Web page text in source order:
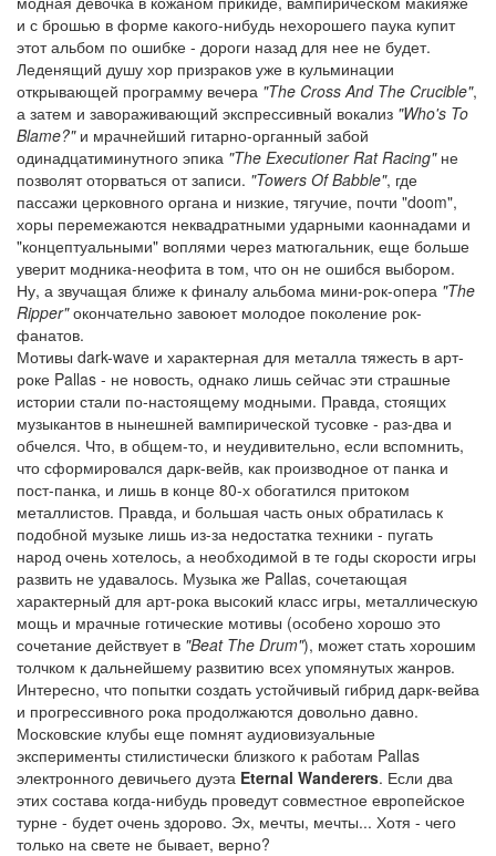
и с брошью в форме какого-нибудь нехорошего паука купит
этот альбом по ошибке - дороги назад для нее не будет.
Леденящий душу хор призраков уже в кульминации
открывающей программу вечера "The Cross And The Crucible",
а затем и завораживающий экспрессивный вокализ "Who's To
Blame?"и мрачнейший гитарно-органный забой
одинадцатиминутного эпика "The Executioner Rat Racing"не
позволят оторваться от записи. "Towers Of Babble", где
пассажи церковного органа и низкие, тягучие, почти "doom",
хоры перемежаются неквадратными ударными каоннадами и
"концептуальными" воплями через матюгальник, еще больше
уверит модника-неофита в том, что он не ошибся выбором.
Ну, а звучащая ближе к финалу альбома мини-рок-опера "The
Ripper"окончательно завоюет молодое поколение рок-
фанатов.
Мотивы dark-wave и характерная для металла тяжесть в арт-
роке Pallas - не новость, однако лишь сейчас эти страшные
истории стали по-настоящему модными. Правда, стоящих
музыкантов в нынешней вампирической тусовке - раз-два и
обчелся. Что, в общем-то, и неудивительно, если вспомнить,
что сформировался дарк-вейв, как производное от панка и
пост-панка, и лишь в конце 80-х обогатился притоком
металлистов. Правда, и большая часть оных обратилась к
подобной музыке лишь из-за недостатка техники - пугать
народ очень хотелось, а необходимой в те годы скорости игры
развить не удавалось. Музыка же Pallas, сочетающая
характерный для арт-рока высокий класс игры, металлическую
мощь и мрачные готические мотивы (особено хорошо это
сочетание действует в "Beat The Drum"), может стать хорошим
толчком к дальнейшему развитию всех упомянутых жанров.
Интересно, что попытки создать устойчивый гибрид дарк-вейва
и прогрессивного рока продолжаются довольно давно.
Московские клубы еще помнят аудиовизуальные
эксперименты стилистически близкого к работам Pallas
электронного девичьего дуэта Eternal Wanderers. Если два
этих состава когда-нибудь проведут совместное европейское
турне - будет очень здорово. Эх, мечты, мечты... Хотя - чего
только на свете не бывает, верно?